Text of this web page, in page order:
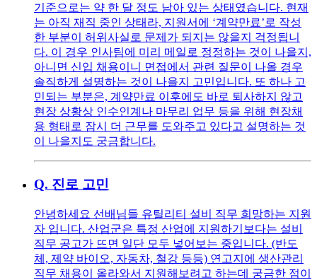
기준으로는 약 한 달 정도 남아 있는 상태였습니다. 현재
는 아직 재직 중인 상태라, 지원서에 ‘계약만료’로 작성
한 부분이 허위사실로 문제가 되지는 않을지 걱정됩니
다. 이 경우 인사팀에 미리 메일로 정정하는 것이 나을지,
아니면 신입 채용이니 면접에서 관련 질문이 나올 경우
솔직하게 설명하는 것이 나을지 고민입니다. 또 하나 고
민되는 부분은, 계약만료 이후에도 바로 퇴사하지 않고
현장 상황상 인수인계나 마무리 업무 등을 위해 현장채
용 형태로 잠시 더 근무를 도와주고 있다고 설명하는 것
이 나을지도 궁금합니다.
Q. 진로 고민
안녕하세요 선배님들 유틸리티 설비 직무 희망하는 지원
자 입니다. 산업군은 특정 산업에 지원하기보다는 설비
직무 공고가 뜨면 일단 모두 넣어보는 중입니다. (반도
체, 제약 바이오, 자동차, 철강 등등) 연고지에 생산관리
직무 채용이 올라와서 지원해보려고 하는데 궁금한 점이